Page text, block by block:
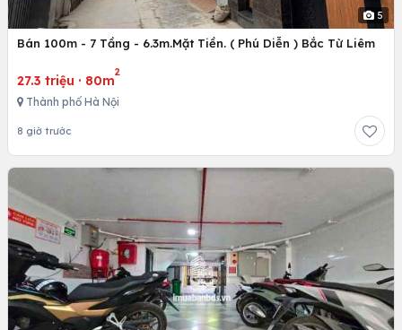
5
Bán 100m - 7 Tầng - 6.3m.Mặt Tiền. ( Phú Diễn ) Bắc Từ Liêm
27.3 triệu · 80m
2
Thành phố Hà Nội
8 giờ trước